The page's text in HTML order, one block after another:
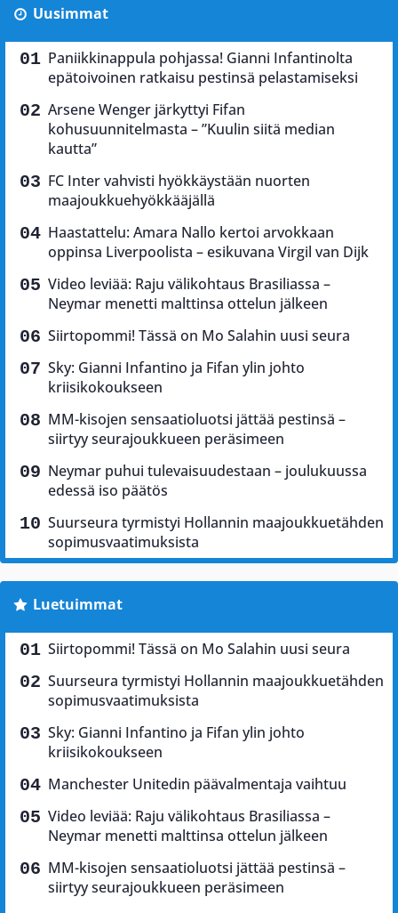
Uusimmat
Paniikkinappula pohjassa! Gianni Infantinolta
epätoivoinen ratkaisu pestinsä pelastamiseksi
Arsene Wenger järkyttyi Fifan
kohusuunnitelmasta – ”Kuulin siitä median
kautta”
FC Inter vahvisti hyökkäystään nuorten
maajoukkuehyökkääjällä
Haastattelu: Amara Nallo kertoi arvokkaan
oppinsa Liverpoolista – esikuvana Virgil van Dijk
Video leviää: Raju välikohtaus Brasiliassa –
Neymar menetti malttinsa ottelun jälkeen
Siirtopommi! Tässä on Mo Salahin uusi seura
Sky: Gianni Infantino ja Fifan ylin johto
kriisikokoukseen
MM-kisojen sensaatioluotsi jättää pestinsä –
siirtyy seurajoukkueen peräsimeen
Neymar puhui tulevaisuudestaan – joulukuussa
edessä iso päätös
Suurseura tyrmistyi Hollannin maajoukkuetähden
sopimusvaatimuksista
Luetuimmat
Siirtopommi! Tässä on Mo Salahin uusi seura
Suurseura tyrmistyi Hollannin maajoukkuetähden
sopimusvaatimuksista
Sky: Gianni Infantino ja Fifan ylin johto
kriisikokoukseen
Manchester Unitedin päävalmentaja vaihtuu
Video leviää: Raju välikohtaus Brasiliassa –
Neymar menetti malttinsa ottelun jälkeen
MM-kisojen sensaatioluotsi jättää pestinsä –
siirtyy seurajoukkueen peräsimeen